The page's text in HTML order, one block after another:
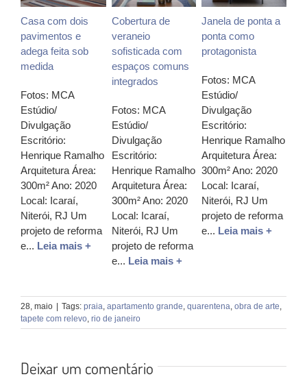
Casa com dois
pavimentos e
adega feita sob
medida
Fotos: MCA
Estúdio/
Divulgação
Escritório:
Henrique Ramalho
Arquitetura Área:
300m² Ano: 2020
Local: Icaraí,
Niterói, RJ Um
projeto de reforma
e... Leia mais +
Cobertura de
veraneio
sofisticada com
espaços comuns
integrados
Fotos: MCA
Estúdio/
Divulgação
Escritório:
Henrique Ramalho
Arquitetura Área:
300m² Ano: 2020
Local: Icaraí,
Niterói, RJ Um
projeto de reforma
e... Leia mais +
Janela de ponta a
ponta como
protagonista
Fotos: MCA
Estúdio/
Divulgação
Escritório:
Henrique Ramalho
Arquitetura Área:
300m² Ano: 2020
Local: Icaraí,
Niterói, RJ Um
projeto de reforma
e... Leia mais +
28, maio Tags: praia, apartamento grande, quarentena, obra de arte,
tapete com relevo, rio de janeiro
Deixar um comentário